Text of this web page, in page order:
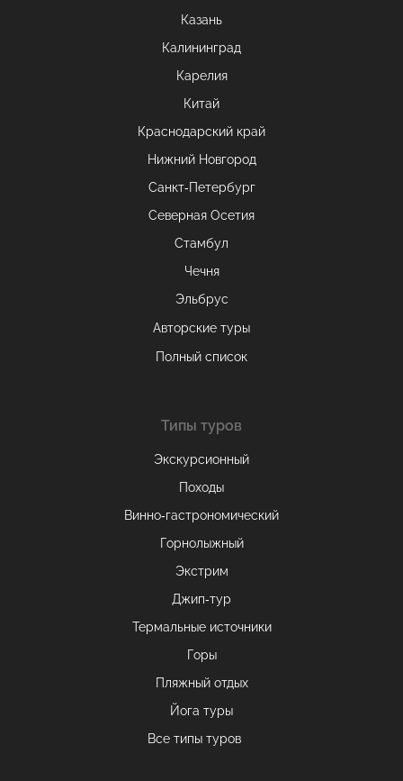
Казань
Калининград
Карелия
Китай
Краснодарский край
Нижний Новгород
Санкт-Петербург
Северная Осетия
Стамбул
Чечня
Эльбрус
Авторские туры
Полный список
Типы туров
Экскурсионный
Походы
Винно-гастрономический
Горнолыжный
Экстрим
Джип-тур
Термальные источники
Горы
Пляжный отдых
Йога туры
Все типы туров